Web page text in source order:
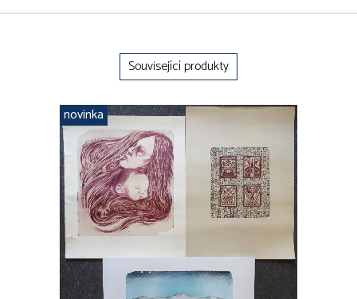
Související produkty
novinka